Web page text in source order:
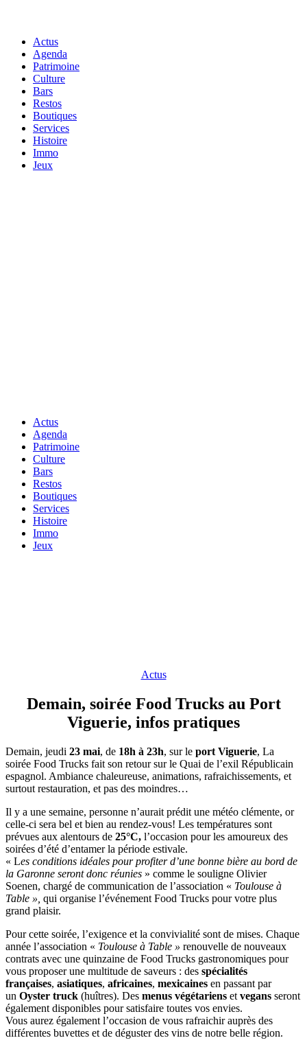
Actus
Agenda
Patrimoine
Culture
Bars
Restos
Boutiques
Services
Histoire
Immo
Jeux
Actus
Agenda
Patrimoine
Culture
Bars
Restos
Boutiques
Services
Histoire
Immo
Jeux
Actus
Demain, soirée Food Trucks au Port
Viguerie, infos pratiques
Demain, jeudi 23 mai, de 18h à 23h, sur le port Viguerie, La
soirée Food Trucks fait son retour sur le Quai de l’exil Républicain
espagnol. Ambiance chaleureuse, animations, rafraichissements, et
surtout restauration, et pas des moindres…
Il y a une semaine, personne n’aurait prédit une météo clémente, or
celle-ci sera bel et bien au rendez-vous! Les températures sont
prévues aux alentours de 25°C, l’occasion pour les amoureux des
soirées d’été d’entamer la période estivale.
« Les conditions idéales pour profiter d’une bonne bière au bord de
la Garonne seront donc réunies » comme le souligne Olivier
Soenen, chargé de communication de l’association « Toulouse à
Table », qui organise l’événement Food Trucks pour votre plus
grand plaisir.
Pour cette soirée, l’exigence et la convivialité sont de mises. Chaque
année l’association « Toulouse à Table » renouvelle de nouveaux
contrats avec une quinzaine de Food Trucks gastronomiques pour
vous proposer une multitude de saveurs : des spécialités
françaises, asiatiques, africaines, mexicaines en passant par
un Oyster truck (huîtres). Des menus végétariens et vegans seront
également disponibles pour satisfaire toutes vos envies.
Vous aurez également l’occasion de vous rafraichir auprès des
différentes buvettes et de déguster des vins de notre belle région.